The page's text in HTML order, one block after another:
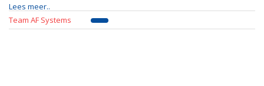
Lees meer..
Team AF Systems